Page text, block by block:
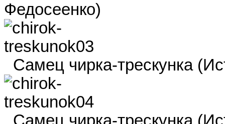
Федосеенко)
Самец чирка-трескунка